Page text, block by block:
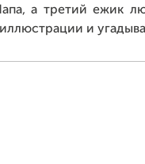
а третий ежик
и